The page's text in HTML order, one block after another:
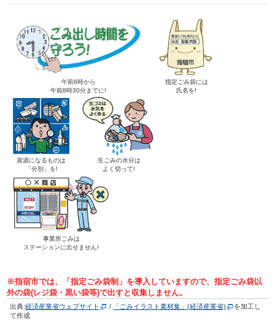
午前6時から
午前8時30分までに!
指定ごみ袋には
氏名を!
資源になるものは
「分別」を!
生ごみの水分は
よく切って!
事業所ごみは
ステーションに出せません!
※指宿市では、「指定ごみ袋制」を導入していますので、指定ごみ袋以
外の袋(レジ袋・黒い袋等)で出すと収集しません。
出典:経済産業省ウェブサイト / 「ごみイラスト素材集」(経済産業省)
を加工し
て作成